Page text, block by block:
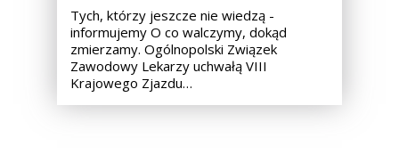
Tych, którzy jeszcze nie wiedzą -
informujemy O co walczymy, dokąd
zmierzamy. Ogólnopolski Związek
Zawodowy Lekarzy uchwałą VIII
Krajowego Zjazdu…